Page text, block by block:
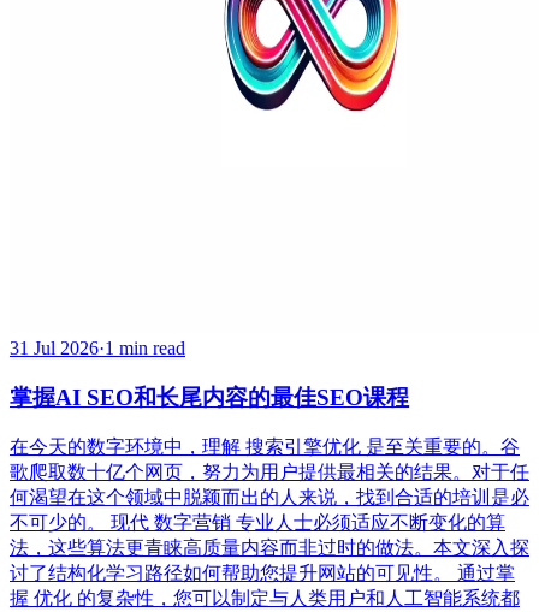
31 Jul 2026·1 min read
掌握AI SEO和长尾内容的最佳SEO课程
在今天的数字环境中，理解 搜索引擎优化 是至关重要的。谷
歌爬取数十亿个网页，努力为用户提供最相关的结果。对于任
何渴望在这个领域中脱颖而出的人来说，找到合适的培训是必
不可少的。 现代 数字营销 专业人士必须适应不断变化的算
法，这些算法更青睐高质量内容而非过时的做法。本文深入探
讨了结构化学习路径如何帮助您提升网站的可见性。 通过掌
握 优化 的复杂性，您可以制定与人类用户和人工智能系统都